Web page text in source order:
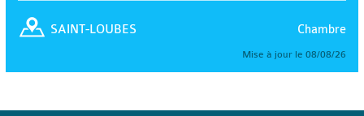
Chambre
SAINT-LOUBES
Mise à jour le 08/08/26